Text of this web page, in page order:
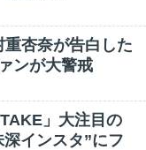
杏奈が告白した
ンが大警戒
」大注目の
インスタ”にフ